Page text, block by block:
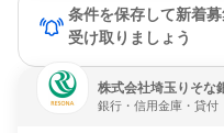
条件を保存して新着
受け取りましょう
株式会社埼玉りそな
銀行・信用金庫・貸付